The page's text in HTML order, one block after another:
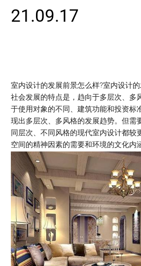
21.09.17
室内设计的发展前景怎么样?室内设计
社会发展的特点是，趋向于多层次、多
于使用对象的不同、建筑功能和投资标
现出多层次、多风格的发展趋势。但需
同层次、不同风格的现代室内设计都较
空间的精神因素的需要和环境的文化内